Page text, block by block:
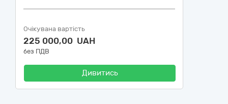
Очікувана вартість
225 000,00 UAH
без ПДВ
Дивитись